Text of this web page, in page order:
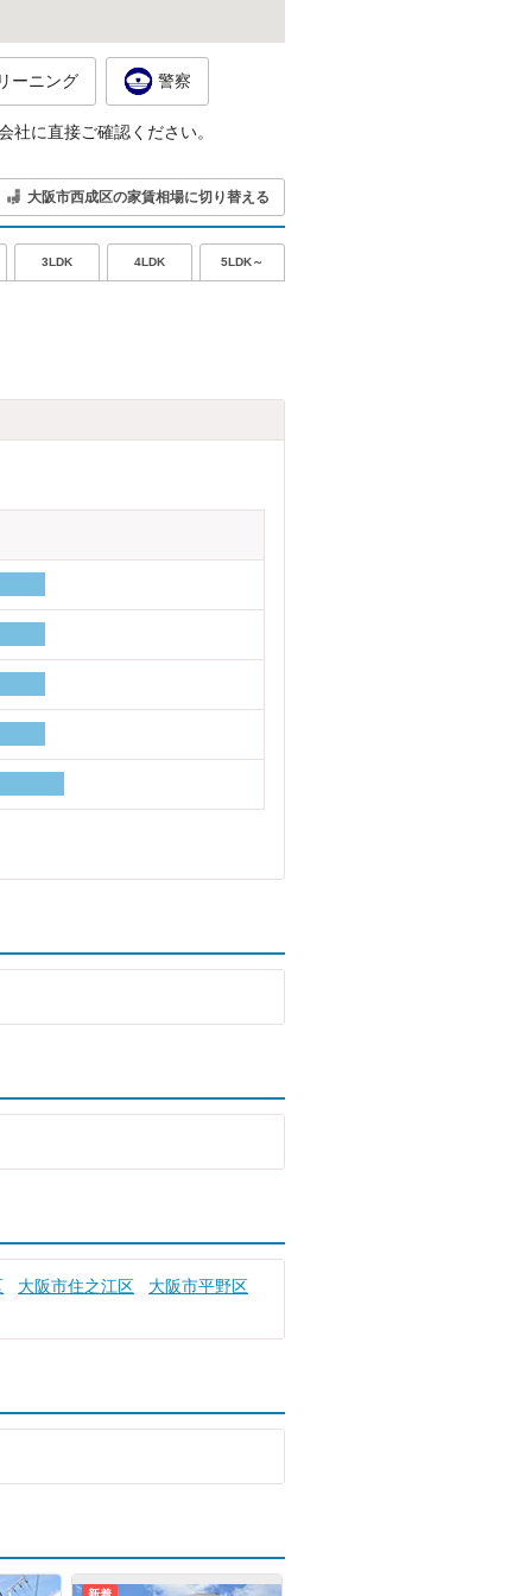
ーニング 警察
に直接ご確認ください。
大阪市西成区の家賃相場に切り替える
3LDK 4LDK 5LDK～
大阪市住之江区 大阪市平野区